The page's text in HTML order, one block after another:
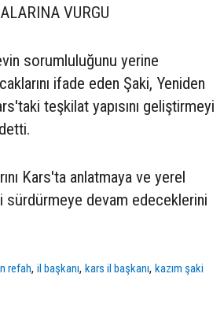
VURGU
sorumluluğunu yerine
ifade eden Şaki, Yeniden
teşkilat yapısını geliştirmeyi
Kars'ta anlatmaya ve yerel
sürdürmeye devam edeceklerini
refah,il başkanı,kars il başkanı,kazım şaki